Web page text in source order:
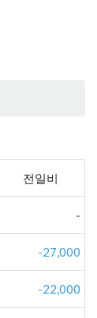
전일비
-
-27,000
-22,000